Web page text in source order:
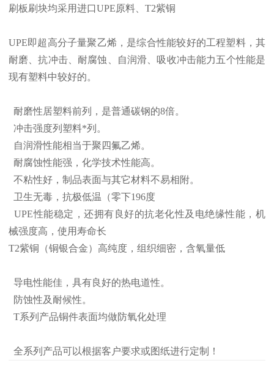
刷板刷块均采用进口UPE原料、T2紫铜
UPE即超高分子量聚乙烯，是综合性能较好的工程塑料，其
耐磨、抗冲击、耐腐蚀、自润滑、吸收冲击能力五个性能是
现有塑料中较好的。
耐磨性居塑料前列，是普通碳钢的8倍。
冲击强度列塑料*列。
自润滑性能相当于聚四氟乙烯。
耐腐蚀性能强，化学技术性能高。
不粘性好，制品表面与其它材料不易相附。
卫生无毒，抗极低温（零下196度
UPE性能稳定，还拥有良好的抗老化性及电绝缘性能，机
械强度高，使用寿命长
T2紫铜（铜银合金）高纯度，组织细密，含氧量低
导电性能佳，具有良好的热电道性。
防蚀性及耐候性。
T系列产品铜件表面均做防氧化处理
全系列产品可以根据客户要求或图纸进行定制！